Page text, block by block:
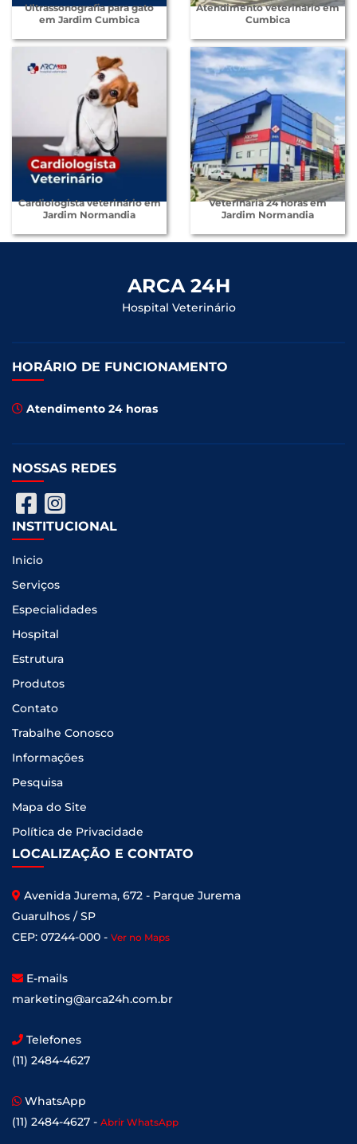
Ultrassonografia para gato
em Jardim Cumbica
Atendimento veterinário em
Cumbica
Cardiologista veterinário em
Jardim Normandia
Veterinária 24 horas em
Jardim Normandia
ARCA 24H
Hospital Veterinário
HORÁRIO DE FUNCIONAMENTO
Atendimento 24 horas
NOSSAS REDES
INSTITUCIONAL
Inicio
Serviços
Especialidades
Hospital
Estrutura
Produtos
Contato
Trabalhe Conosco
Informações
Pesquisa
Mapa do Site
Política de Privacidade
LOCALIZAÇÃO E CONTATO
Avenida Jurema, 672 - Parque Jurema
Guarulhos / SP
CEP: 07244-000 - Ver no Maps
E-mails
marketing@arca24h.com.br
Telefones
(11) 2484-4627
WhatsApp
(11) 2484-4627 - Abrir WhatsApp